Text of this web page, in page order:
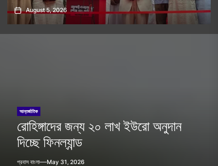
August 5, 2026
আন্তর্জাতিক
রোহিঙ্গাদের জন্য ২০ লাখ ইউরো অনুদান
দিচ্ছে ফিনল্যান্ড
প্রবাস বাংলা May 31, 2026